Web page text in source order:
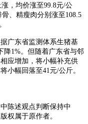
，均价涨至99.8元/公
、精瘦肉分别涨至108.5
广东省监测体系生猪基
降1%。但随着广东省与邻
应增加，将小幅补充供
小幅回落至41元/公斤。
陈述观点判断保持中
权属于原作者。